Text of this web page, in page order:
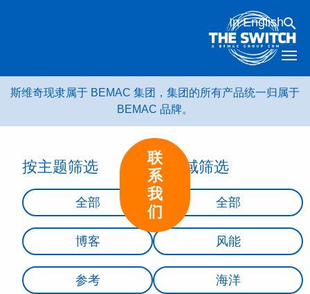
容
联
系
我
们
In English
斯维奇现隶属于 BEMAC 集团，集团的所有产品统一归属于
BEMAC 品牌。
按主题筛选
全部
博客
参考
按领域筛选
全部
风能
海洋